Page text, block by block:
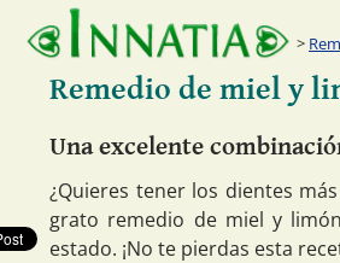
Remedio de miel y
Una excelente
¿Quieres tener los dientes
grato remedio de miel y
estado. ¡No te pierdas esta